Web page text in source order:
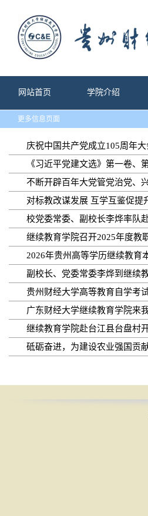
网站首页 学院介绍
更多信息页面
庆祝中国共产党成立105周年
《习近平党建文选》第一卷、
不断开辟百年大党管党治党
对标教改谋发展 互学互鉴促
校党委常委、副校长李烨率队
继续教育学院召开2025年度教
2026年贵州高等学历继续教育
副校长、党委常委李烨到继续
贵州财经大学高等教育自学考
广东财经大学继续教育学院来
继续教育学院赴台江县台盘村
砥砺奋进，为建设农业强国贡